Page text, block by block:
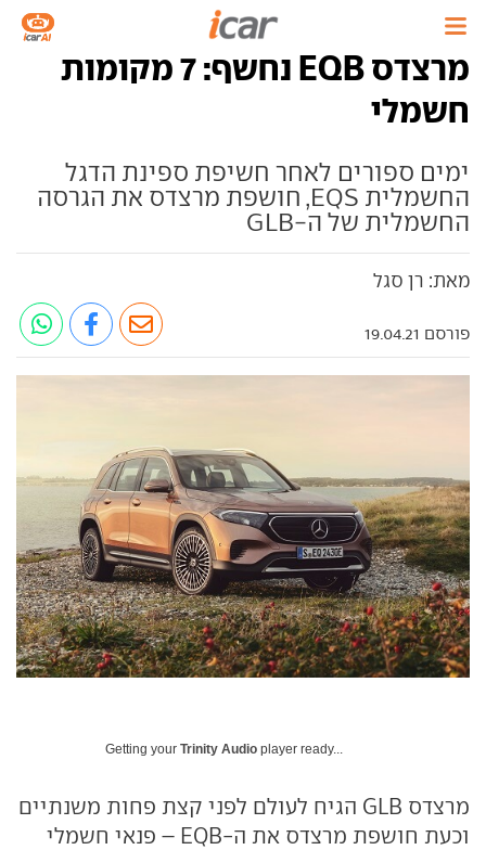
מרצדס EQB נחשף: 7 מקומות
חשמלי
ימים ספורים לאחר חשיפת ספינת הדגל
החשמלית EQS, חושפת מרצדס את הגרסה
החשמלית של ה-GLB
מאת: רן סגל
פורסם 19.04.21
Getting your Trinity Audio player ready...
מרצדס GLB הגיח לעולם לפני קצת פחות משנתיים
וכעת חושפת מרצדס את ה-EQB – פנאי חשמלי